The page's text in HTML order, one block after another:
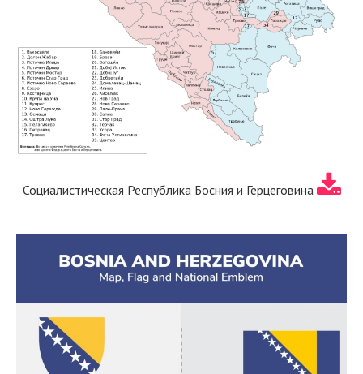
Социалистическая Республика Босния и Герцеговина